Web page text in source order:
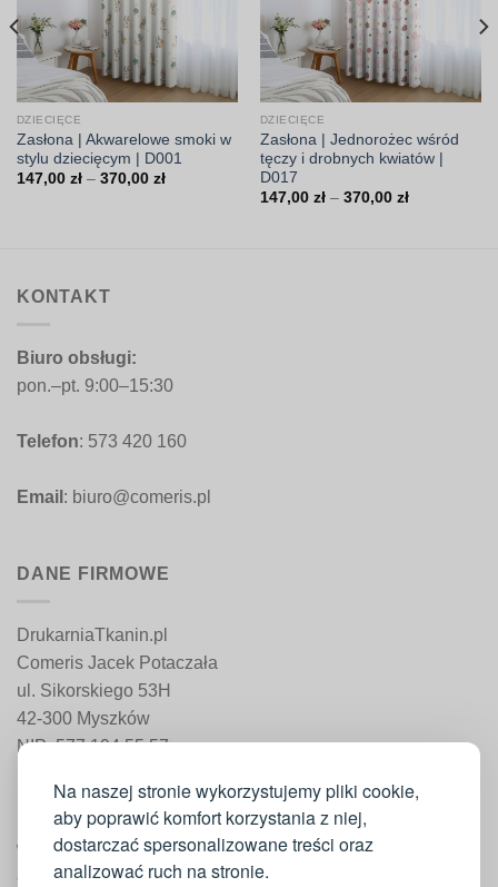
Na naszej stronie wykorzystujemy pliki cookie,
aby poprawić komfort korzystania z niej,
dostarczać spersonalizowane treści oraz
analizować ruch na stronie.
DZIECIĘCE
Zasłona | Akwarelowe smoki w
stylu dziecięcym | D001
147,00 zł – 370,00 złZakres
DZIECIĘCE
Zasłona | Jednorożec wśród
tęczy i drobnych kwiatów |
D017
147,00 zł – 370,00 złZakres
KONTAKT
Biuro obsługi:
pon.–pt. 9:00–15:30
Telefon: 573 420 160
Email : biuro@comeris.pl
DANE FIRMOWE
DrukarniaTkanin.pl
Comeris Jacek Potaczała
ul. Sikorskiego 53H
42-300 Myszków
NIP: 577 194 55 57
WAŻNE INFORMACJE